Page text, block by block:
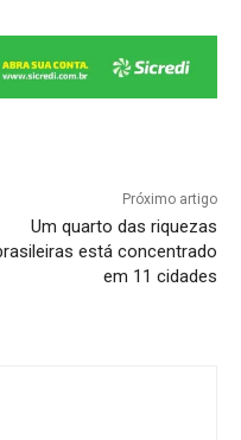
Próximo artigo
Um quarto das riquezas
está concentrado
em 11 cidades